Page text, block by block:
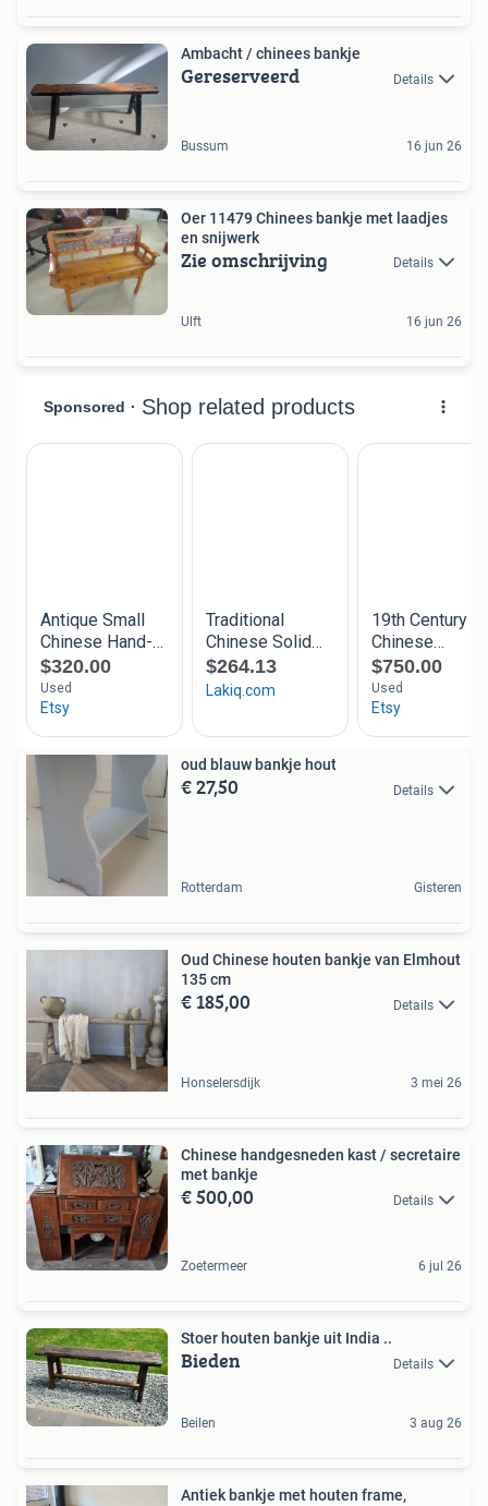
Ambacht / chinees bankje
Gereserveerd Details
Bussum 16 jun 26
Oer 11479 Chinees bankje met laadjes
en snijwerk
Zie omschrijving Details
Ulft 16 jun 26
oud blauw bankje hout
€ 27,50 Details
Rotterdam Gisteren
Oud Chinese houten bankje van Elmhout
135 cm
€ 185,00 Details
Honselersdijk 3 mei 26
Chinese handgesneden kast / secretaire
met bankje
€ 500,00 Details
Zoetermeer 6 jul 26
Stoer houten bankje uit India ..
Bieden Details
Beilen 3 aug 26
Antiek bankje met houten frame,